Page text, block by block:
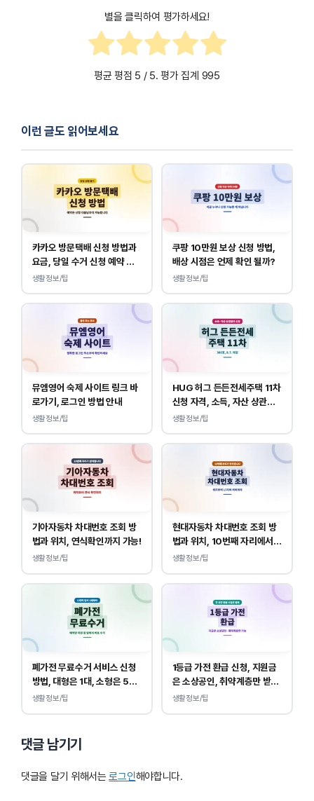
별을 클릭하여 평가하세요!
평균 평점 5 / 5. 평가 집계 995
이런 글도 읽어보세요
카카오 방문택배 신청 방법과
요금, 당일 수거 신청 예약 안
내
생활정보/팁
쿠팡 10만원 보상 신청 방법,
배상 시점은 언제 확인 될까?
생활정보/팁
뮤엠영어 숙제 사이트 링크 바
로가기, 로그인 방법 안내
생활정보/팁
HUG 허그 든든전세주택 11차
신청 자격, 소득, 자산 상관없
이 가능합니다.
생활정보/팁
기아자동차 차대번호 조회 방
법과 위치, 연식확인까지 가능!
생활정보/팁
현대자동차 차대번호 조회 방
법과 위치, 10번째 자리에서
연식 확인!
생활정보/팁
폐가전 무료수거 서비스 신청
방법, 대형은 1대, 소형은 5개
부터 무상입니다.
생활정보/팁
1등급 가전 환급 신청, 지원금
은 소상공인, 취약계층만 받
을 수 있습니다.
생활정보/팁
댓글 남기기
댓글을 달기 위해서는로그인해야합니다.